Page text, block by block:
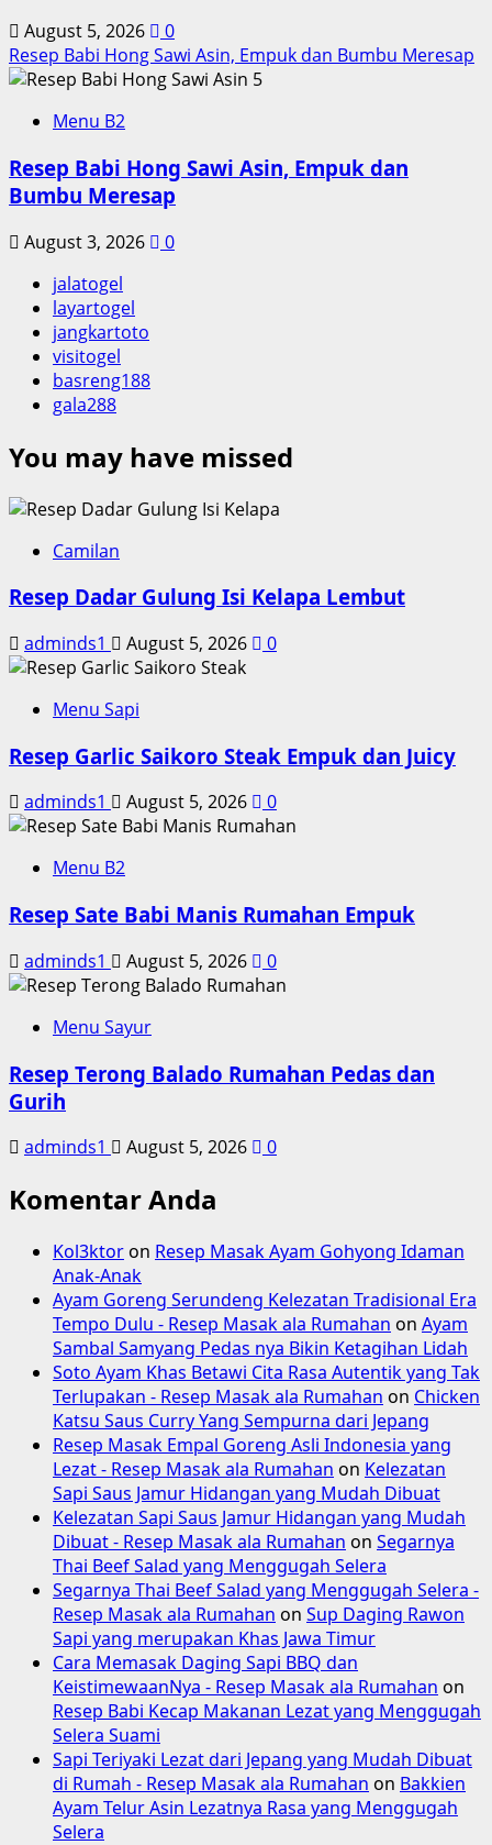
August 5, 2026
0
Resep Babi Hong Sawi Asin, Empuk dan Bumbu Meresap
5
Menu B2
Resep Babi Hong Sawi Asin, Empuk dan
Bumbu Meresap
August 3, 2026
0
jalatogel
layartogel
jangkartoto
visitogel
basreng188
gala288
You may have missed
Camilan
Resep Dadar Gulung Isi Kelapa Lembut
adminds1 August 5, 2026 0
Menu Sapi
Resep Garlic Saikoro Steak Empuk dan Juicy
adminds1 August 5, 2026 0
Menu B2
Resep Sate Babi Manis Rumahan Empuk
adminds1 August 5, 2026 0
Menu Sayur
Resep Terong Balado Rumahan Pedas dan
Gurih
adminds1 August 5, 2026 0
Komentar Anda
Kol3ktoron Resep Masak Ayam Gohyong Idaman
Anak-Anak
Ayam Goreng Serundeng Kelezatan Tradisional Era
Tempo Dulu - Resep Masak ala Rumahan on Ayam
Sambal Samyang Pedas nya Bikin Ketagihan Lidah
Soto Ayam Khas Betawi Cita Rasa Autentik yang Tak
Terlupakan - Resep Masak ala Rumahan on Chicken
Katsu Saus Curry Yang Sempurna dari Jepang
Resep Masak Empal Goreng Asli Indonesia yang
Lezat - Resep Masak ala Rumahan on Kelezatan
Sapi Saus Jamur Hidangan yang Mudah Dibuat
Kelezatan Sapi Saus Jamur Hidangan yang Mudah
Dibuat - Resep Masak ala Rumahan on Segarnya
Thai Beef Salad yang Menggugah Selera
Segarnya Thai Beef Salad yang Menggugah Selera -
Resep Masak ala Rumahan on Sup Daging Rawon
Sapi yang merupakan Khas Jawa Timur
Cara Memasak Daging Sapi BBQ dan
KeistimewaanNya - Resep Masak ala Rumahan on
Resep Babi Kecap Makanan Lezat yang Menggugah
Selera Suami
Sapi Teriyaki Lezat dari Jepang yang Mudah Dibuat
di Rumah - Resep Masak ala Rumahan on Bakkien
Ayam Telur Asin Lezatnya Rasa yang Menggugah
Selera